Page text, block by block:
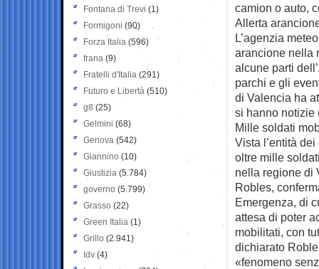
camion o auto,
Allerta
L’agenzia
arancione nella
alcune parti
parchi e gli
di Valencia ha
si hanno notizie
Mille soldati
Vista l’entità
oltre mille
nella regione di
Robles,
Emergenza, di
attesa di poter
mobilitati, con
dichiarato
«fenomeno
Fontana di Trevi (1)
Formigoni (90)
Forza Italia (596)
frana (9)
Fratelli d'Italia (291)
Futuro e Libertà (510)
g8 (25)
Gelmini (68)
Genova (542)
Giannino (10)
Giustizia (5.784)
governo (5.799)
Grasso (22)
Green Italia (1)
Grillo (2.941)
Idv (4)